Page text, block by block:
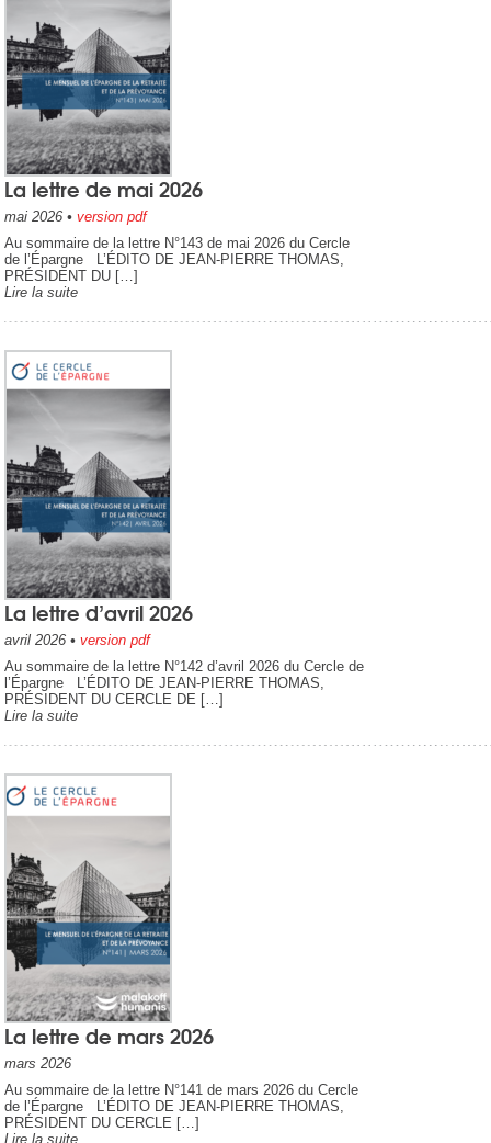
La lettre de mai 2026
mai 2026• version pdf
Au sommaire de la lettre N°143 de mai 2026 du Cercle
de l’Épargne L’ÉDITO DE JEAN-PIERRE THOMAS,
PRÉSIDENT DU […]
Lire la suite
La lettre d’avril 2026
avril 2026• version pdf
Au sommaire de la lettre N°142 d’avril 2026 du Cercle de
l’Épargne L’ÉDITO DE JEAN-PIERRE THOMAS,
PRÉSIDENT DU CERCLE DE […]
Lire la suite
La lettre de mars 2026
mars 2026
Au sommaire de la lettre N°141 de mars 2026 du Cercle
de l’Épargne L’ÉDITO DE JEAN-PIERRE THOMAS,
PRÉSIDENT DU CERCLE […]
Lire la suite